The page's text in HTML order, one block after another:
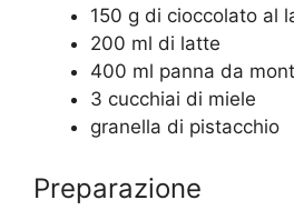
150 g di cioccolato al
200 ml di latte
400 ml panna da
3 cucchiai di miele
granella di pistacchio
Preparazione